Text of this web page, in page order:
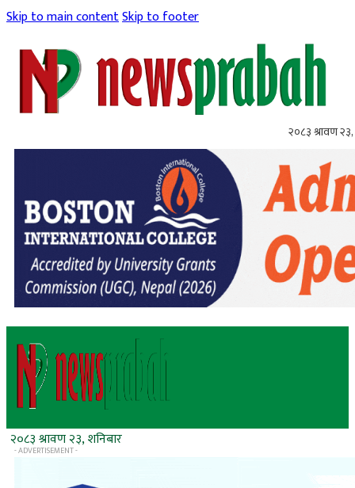
Skip to main contentSkip to footer
२०८३ श्रावण २३,
२०८३ श्रावण २३, शनिबार
- ADVERTISEMENT -